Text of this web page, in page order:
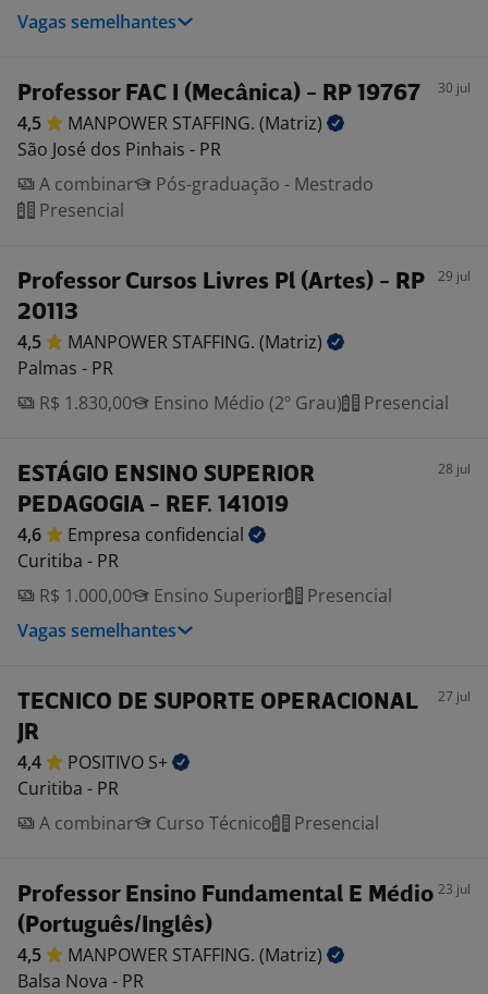
Vagas semelhantes
Professor FAC I (Mecânica) - RP 19767 30 jul
4,5 MANPOWER STAFFING. (Matriz)
São José dos Pinhais - PR
A combinar
Pós-graduação - Mestrado
Presencial
Professor Cursos Livres Pl (Artes) - RP
20113
29 jul
4,5 MANPOWER STAFFING. (Matriz)
Palmas - PR
R$ 1.830,00
Ensino Médio (2º Grau) Presencial
ESTÁGIO ENSINO SUPERIOR
PEDAGOGIA - REF. 141019
28 jul
4,6 Empresa confidencial
Curitiba - PR
R$ 1.000,00
Ensino Superior
Presencial
Vagas semelhantes
TECNICO DE SUPORTE OPERACIONAL
JR
27 jul
4,4 POSITIVO S+
Curitiba - PR
A combinar
Curso Técnico Presencial
Professor Ensino Fundamental E Médio
(Português/Inglês)
23 jul
4,5 MANPOWER STAFFING. (Matriz)
Balsa Nova - PR